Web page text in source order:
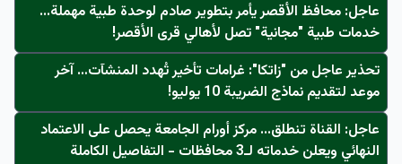
عاجل: محافظ الأقصر يأمر بتطوير صادم لوحدة طبية مهملة...
خدمات طبية "مجانية" تصل لأهالي قرى الأقصر!
تحذير عاجل من "زاتكا": غرامات تأخير تُهدد المنشآت… آخر
موعد لتقديم نماذج الضريبة 10 يوليو!
عاجل: القناة تنطلق... مركز أورام الجامعة يحصل على الاعتماد
النهائي ويعلن خدماته لـ3 محافظات - التفاصيل الكاملة